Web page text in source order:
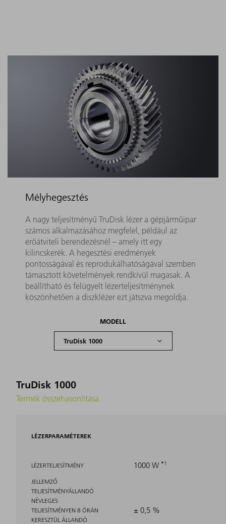
Mélyhegesztés
A nagy teljesítményű TruDisk lézer a gépjárműipar
számos alkalmazásához megfelel, például az
erőátviteli berendezésnél – amely itt egy
kilincskerék. A hegesztési eredmények
pontosságával és reprodukálhatóságával szemben
támasztott követelmények rendkívül magasak. A
beállítható és felügyelt lézerteljesítménynek
köszönhetően a diszklézer ezt játszva megoldja.
MODELL
TruDisk 1000
Termék összehasonlítása
LÉZERPARAMÉTEREK
LÉZERTELJESÍTMÉNY 1000 W 1
JELLEMZŐ
TELJESÍTMÉNYÁLLANDÓ
NÉVLEGES
TELJESÍTMÉNYEN 8 ÓRÁN
KERESZTÜL ÁLLANDÓ
± 0,5 %